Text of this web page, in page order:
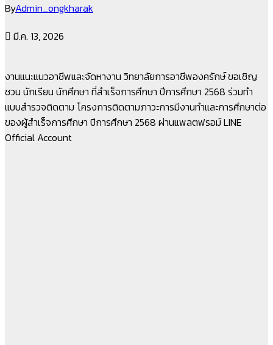
ByAdmin_ongkharak
มี.ค. 13, 2026
งานแนะแนวอาชีพและจัดหางาน วิทยาลัยการอาชีพองครักษ์ ขอเชิญ
ชวน นักเรียน นักศึกษา ที่สำเร็จการศึกษา ปีการศึกษา 2568 ร่วมทำ
แบบสำรวจติดตาม โครงการติดตามภาวะการมีงานทำและการศึกษาต่อ
ของผู้สำเร็จการศึกษา ปีการศึกษา 2568 ผ่านแพลตฟรอม์ LINE
Official Account